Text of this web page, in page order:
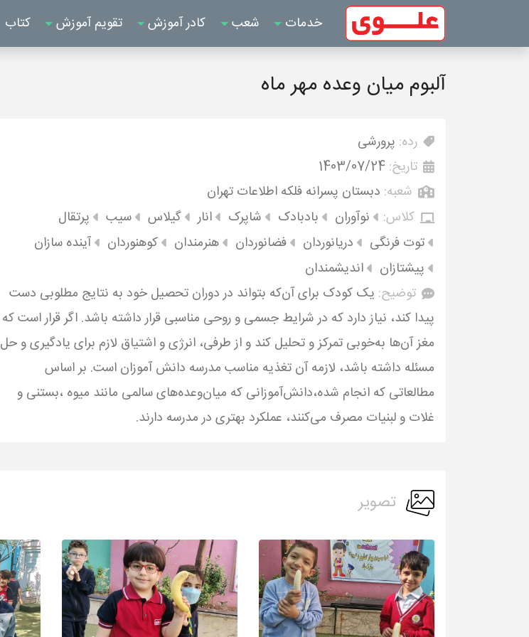
خدمات شعب کادر آموزش تقویم آموزش کتاب
آلبوم میان وعده مهر ماه
رده: پرورشی
تاریخ: 1403/07/24
شعبه: دبستان پسرانه فلکه اطلاعات تهران
کلاس:
نوآوران بادبادک شاپرک انار گیلاس سیب
پرتقال
توت فرنگی
دریانوردان فضانوردان هنرمندان کوهنوردان
آینده سازان
پیشتازان
اندیشمندان
توضیح: یک کودک برای آن‌که بتواند در دوران تحصیل خود به نتایج مطلوبی دست
پیدا کند، نیاز دارد که در شرایط جسمی و روحی مناسبی قرار داشته باشد. اگر قرار است که
مغز آن‌ها به‌خوبی تمرکز و تحلیل کند و از طرفی، انرژی و اشتیاق لازم برای یادگیری و حل
مسئله داشته باشد، لازمه آن تغذیه مناسب مدرسه دانش آموزان است. بر اساس
مطالعاتی که انجام شده،دانش‌آموزانی که میان‌وعده‌های سالمی مانند میوه ،بستنی و
غلات و لبنیات مصرف می‌کنند، عملکرد بهتری در مدرسه دارند.
تصویر